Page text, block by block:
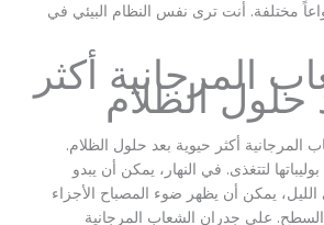
مختلفة. أنت ترى نفس النظام البيئي في
المرجانية أكثر
حلول الظلام
أكثر حيوية بعد حلول الظلام.
لتتغذى. في النهار، يمكن أن يبدو
يمكن أن يظهر ضوء المصباح الأجزاء
على جدران الشعاب المرجانية